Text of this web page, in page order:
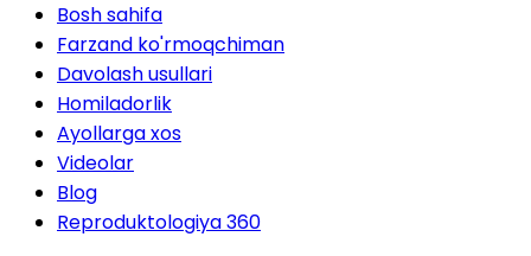
Bosh sahifa
Farzand ko'rmoqchiman
Davolash usullari
Homiladorlik
Ayollarga xos
Videolar
Blog
Reproduktologiya 360